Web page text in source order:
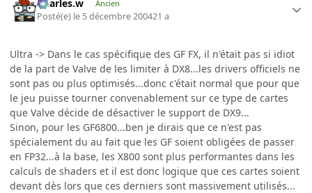
Charles.w Ancien
Posté(e) le 5 décembre 200421 a
Ultra -> Dans le cas spécifique des GF FX, il n'était pas si idiot
de la part de Valve de les limiter à DX8...les drivers officiels ne
sont pas ou plus optimisés...donc c'était normal que pour que
le jeu puisse tourner convenablement sur ce type de cartes
que Valve décide de désactiver le support de DX9...
Sinon, pour les GF6800...ben je dirais que ce n'est pas
spécialement du au fait que les GF soient obligées de passer
en FP32...à la base, les X800 sont plus performantes dans les
calculs de shaders et il est donc logique que ces cartes soient
devant dès lors que ces derniers sont massivement utilisés...